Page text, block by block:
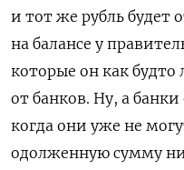
и тот же рубль будет
на балансе у
которые он как будто
от банков. Ну, а
когда они уже не
одолженную сумму